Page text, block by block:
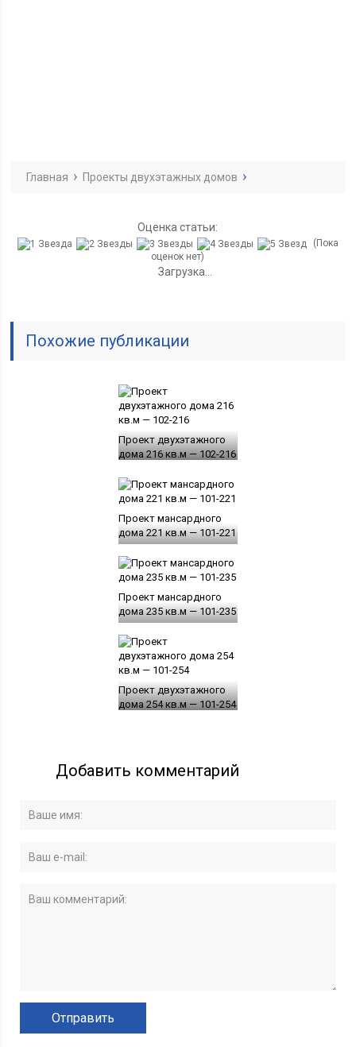
Главная Проекты двухэтажных домов
Оценка статьи:
(Пока
оценок нет)
Загрузка...
Похожие публикации
Проект двухэтажного
дома 216 кв.м — 102-216
Проект мансардного
дома 221 кв.м — 101-221
Проект мансардного
дома 235 кв.м — 101-235
Проект двухэтажного
дома 254 кв.м — 101-254
Добавить комментарий